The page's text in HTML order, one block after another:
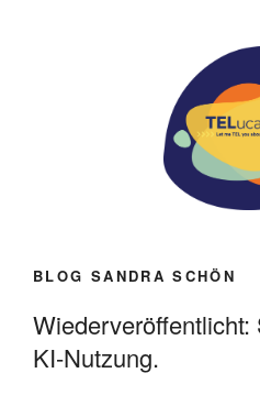
BLOG SANDRA SCHÖN
KI-Nutzung.